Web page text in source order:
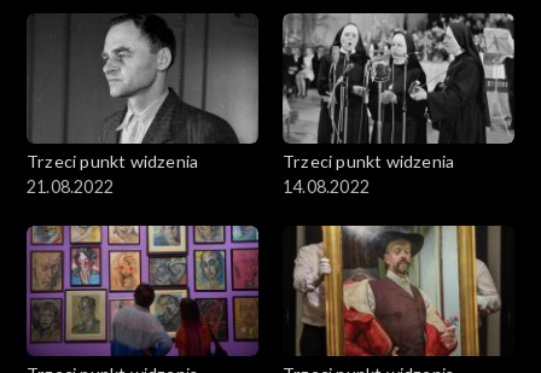
Trzeci punkt widzenia
21.08.2022
Trzeci punkt widzenia
14.08.2022